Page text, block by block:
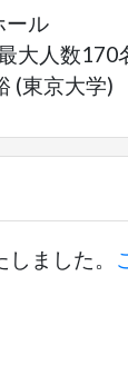
ル
大人数170
(東京大学
ました。